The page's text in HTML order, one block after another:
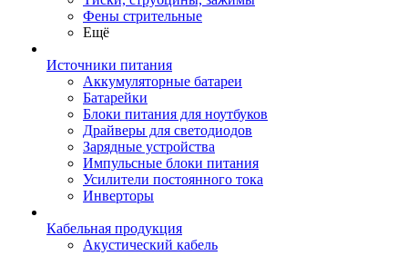
Фены стрительные
Ещё
Источники питания
Аккумуляторные батареи
Батарейки
Блоки питания для ноутбуков
Драйверы для светодиодов
Зарядные устройства
Импульсные блоки питания
Усилители постоянного тока
Инверторы
Кабельная продукция
Акустический кабель